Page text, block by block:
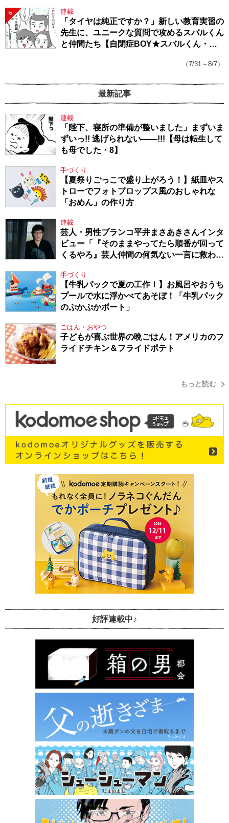
5 連載
「タイヤは純正ですか？」新しい教育実習の
先生に、ユニークな質問で攻めるスバルくん
と仲間たち【自閉症BOY★スバルくん・
（7/31～8/7）
最新記事
連載
「陛下、寝所の準備が整いました」まずいま
ずいっ!! 逃げられない――!!!【母は転生して
も母でした・8】
手づくり
【夏祭りごっこで盛り上がろう！】紙皿やス
トローでフォトプロップス風のおしゃれな
「おめん」の作り方
連載
芸人・男性ブランコ平井まさあきさんインタ
ビュー「『そのままやってたら順番が回って
くるやろ』芸人仲間の何気ない一言に救われ
手づくり
【牛乳パックで夏の工作！】お風呂やおうち
プールで水に浮かべてあそぼ！「牛乳パック
のぷかぷかボート」
ごはん・おやつ
子どもが喜ぶ世界の晩ごはん！アメリカのフ
ライドチキン＆フライドポテト
もっと読む
好評連載中♪